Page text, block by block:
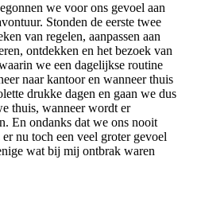
we voor ons gevoel aan
Stonden de eerste twee
van regelen, aanpassen aan
ontdekken en het bezoek van
we een dagelijkse routine
naar kantoor en wanneer thuis
drukke dagen en gaan we dus
thuis, wanneer wordt er
En ondanks dat we ons nooit
nu toch een veel groter gevoel
wat bij mij ontbrak waren